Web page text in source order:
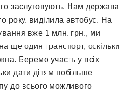
заслуговують. Нам держава
року, виділила автобус. На
вже 1 млн. грн., ми
ще один транспорт, оскільки
Беремо участь у всіх
дати дітям побільше
до всього можливого.